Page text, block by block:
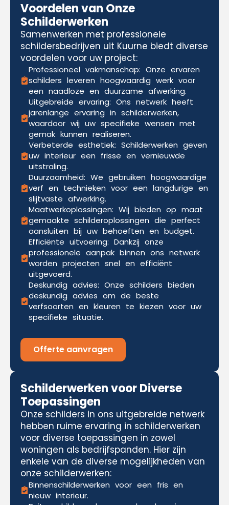
Voordelen van Onze
Schilderwerken
Samenwerken met professionele
schildersbedrijven uit Kuurne biedt diverse
voordelen voor uw project:
Professioneel vakmanschap: Onze ervaren
schilders leveren hoogwaardig werk voor
een naadloze en duurzame afwerking.
Uitgebreide ervaring: Ons netwerk heeft
jarenlange ervaring in schilderwerken,
waardoor wij uw specifieke wensen met
gemak kunnen realiseren.
Verbeterde esthetiek: Schilderwerken geven
uw interieur een frisse en vernieuwde
uitstraling.
Duurzaamheid: We gebruiken hoogwaardige
verf en technieken voor een langdurige en
slijtvaste afwerking.
Maatwerkoplossingen: Wij bieden op maat
gemaakte schilderoplossingen die perfect
aansluiten bij uw behoeften en budget.
Efficiënte uitvoering: Dankzij onze
professionele aanpak binnen ons netwerk
worden projecten snel en efficiënt
uitgevoerd.
Deskundig advies: Onze schilders bieden
deskundig advies om de beste
verfsoorten en kleuren te kiezen voor uw
specifieke situatie.
Offerte aanvragen
Schilderwerken voor Diverse
Toepassingen
Onze schilders in ons uitgebreide netwerk
hebben ruime ervaring in schilderwerken
voor diverse toepassingen in zowel
woningen als bedrijfspanden. Hier zijn
enkele van de diverse mogelijkheden van
onze schilderwerken:
Binnenschilderwerken voor een fris en
nieuw interieur.